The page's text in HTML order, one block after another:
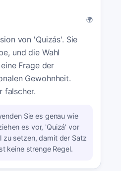
🌍
von 'Quizás'. Sie
und die Wahl
Frage der
Gewohnheit.
falscher.
Sie es genau wie
es vor, 'Quizá' vor
zu setzen, damit der Satz
keine strenge Regel.